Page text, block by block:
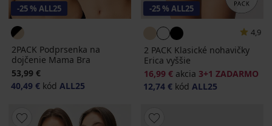
-25 % ALL25
2PACK Podprsenka na
dojčenie Mama Bra
53,99 €
40,49 € kód ALL25
-25 % ALL25
4,9
2 PACK Klasické nohavičky
Erica vyššie
16,99 € akcia 3+1 ZADARMO
12,74 € kód ALL25